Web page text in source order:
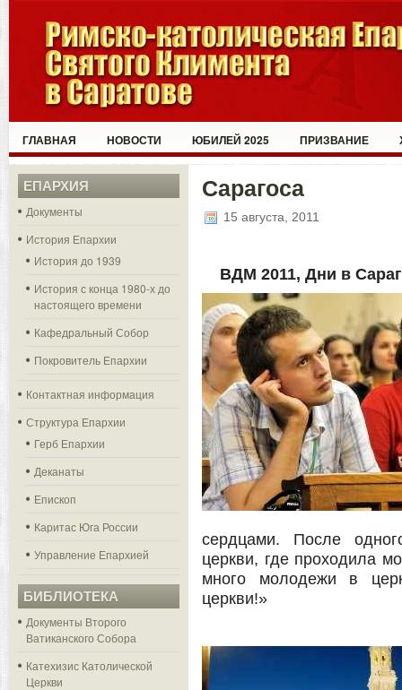
ГЛАВНАЯ НОВОСТИ ЮБИЛЕЙ 2025 ПРИЗВАНИЕ
ЕПАРХИЯ
Документы
История Епархии
История до 1939
История с конца 1980-х до
настоящего времени
Кафедральный Собор
Покровитель Епархии
Контактная информация
Структура Епархии
Герб Епархии
Деканаты
Епископ
Каритас Юга России
Управление Епархией
БИБЛИОТЕКА
Документы Второго
Ватиканского Собора
Катехизис Католической
Церкви
Сарагоса
15 августа, 2011
ВДМ 2011, Дни в
сердцами. После
церкви, где проходила
много молодежи в
церкви!»